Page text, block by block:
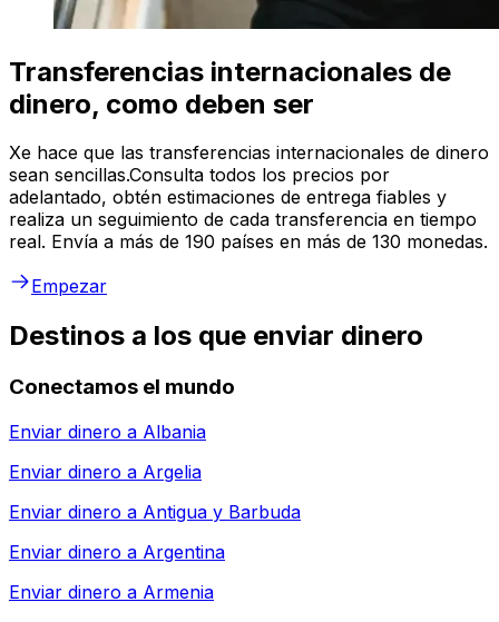
Transferencias internacionales de
dinero, como deben ser
Xe hace que las transferencias internacionales de dinero
sean sencillas.Consulta todos los precios por
adelantado, obtén estimaciones de entrega fiables y
realiza un seguimiento de cada transferencia en tiempo
real. Envía a más de 190 países en más de 130 monedas.
Empezar
Destinos a los que enviar dinero
Conectamos el mundo
Enviar dinero a Albania
Enviar dinero a Argelia
Enviar dinero a Antigua y Barbuda
Enviar dinero a Argentina
Enviar dinero a Armenia